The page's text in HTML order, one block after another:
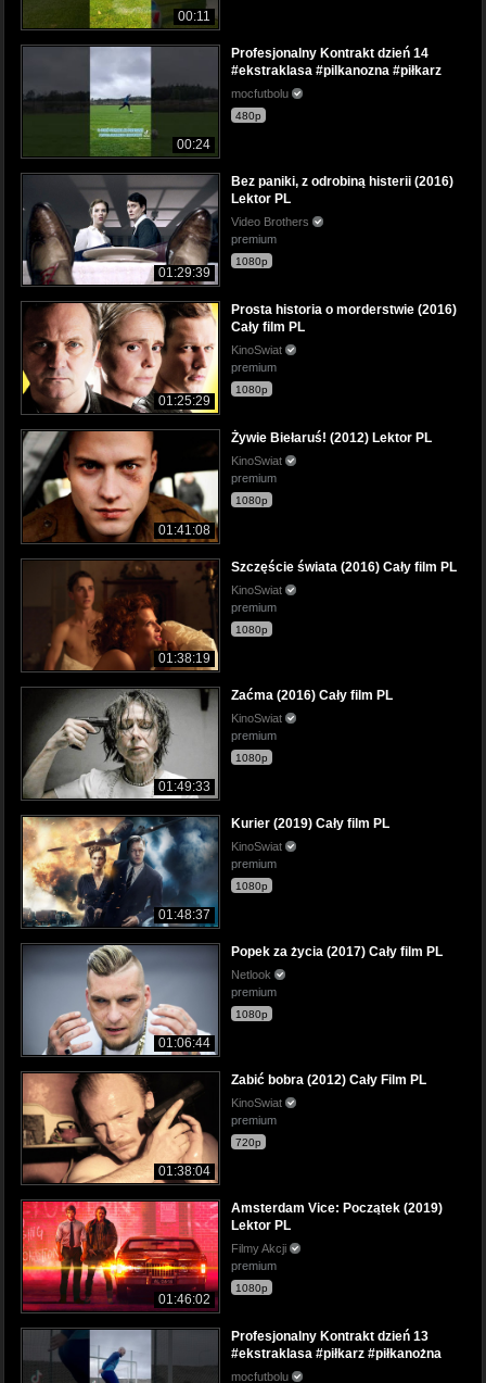
00:11
00:24
Profesjonalny Kontrakt dzień 14
#ekstraklasa #pilkanozna #piłkarz
mocfutbolu
480p
01:29:39
Bez paniki, z odrobiną histerii (2016)
Lektor PL
Video Brothers
premium
1080p
01:25:29
Prosta historia o morderstwie (2016)
Cały film PL
KinoSwiat
premium
1080p
01:41:08
Żywie Biełaruś! (2012) Lektor PL
KinoSwiat
premium
1080p
01:38:19
Szczęście świata (2016) Cały film PL
KinoSwiat
premium
1080p
01:49:33
Zaćma (2016) Cały film PL
KinoSwiat
premium
1080p
01:48:37
Kurier (2019) Cały film PL
KinoSwiat
premium
1080p
01:06:44
Popek za życia (2017) Cały film PL
Netlook
premium
1080p
01:38:04
Zabić bobra (2012) Cały Film PL
KinoSwiat
premium
720p
01:46:02
Amsterdam Vice: Początek (2019)
Lektor PL
Filmy Akcji
premium
1080p
Profesjonalny Kontrakt dzień 13
#ekstraklasa #piłkarz #piłkanożna
mocfutbolu